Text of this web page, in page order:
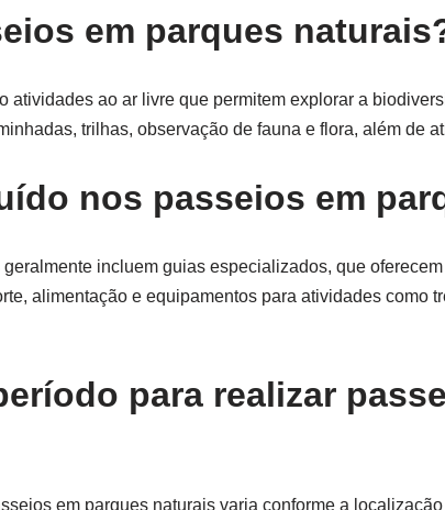
em parques
atividades ao ar livre que permitem explorar a
trilhas, observação de fauna e flora, além de
nos passeios em
incluem guias especializados, que
alimentação e equipamentos para atividades como
para realizar
em parques naturais varia conforme a